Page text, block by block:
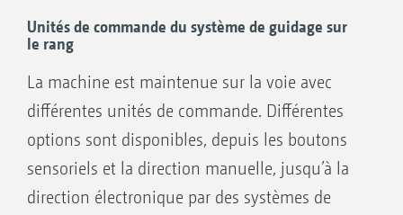
poussent les adventices. La culture est
totalement préservée.
Les Venterra 1K et 2K peuvent être combinées
au bâti coulissant linéaire compact VR 2 ou au
bâti coulissant parallèle modulable AV 5. Grâce
à l’attelage 3 points sur le bâti coulissant, elles
peuvent être utilisées pour différents bâtis de
Unités de commande du système de guidage sur
le rang
La machine est maintenue sur la voie avec
différentes unités de commande. Différentes
options sont disponibles, depuis les boutons
sensoriels et la direction manuelle, jusqu’à la
direction électronique par des systèmes de